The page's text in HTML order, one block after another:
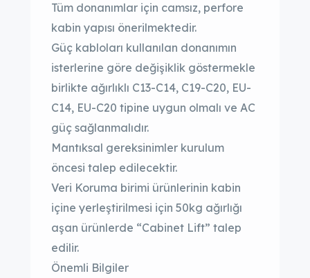
Tüm donanımlar için camsız, perfore
kabin yapısı önerilmektedir.
Güç kabloları kullanılan donanımın
isterlerine göre değişiklik göstermekle
birlikte ağırlıklı C13-C14, C19-C20, EU-
C14, EU-C20 tipine uygun olmalı ve AC
güç sağlanmalıdır.
Mantıksal gereksinimler kurulum
öncesi talep edilecektir.
Veri Koruma birimi ürünlerinin kabin
içine yerleştirilmesi için 50kg ağırlığı
aşan ürünlerde “Cabinet Lift” talep
edilir.
Önemli Bilgiler